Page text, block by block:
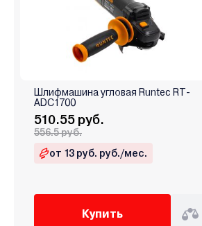
Шлифмашина угловая Runtec RT-
ADC1700
510.55 руб.
556.5 руб.
от 13 руб. руб./мес.
Купить